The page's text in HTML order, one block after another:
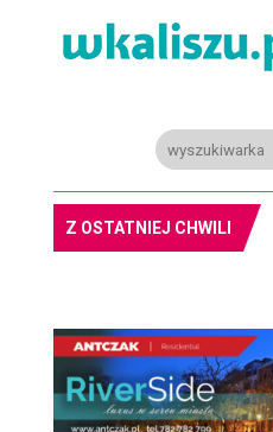
Z OSTATNIEJ CHWILI